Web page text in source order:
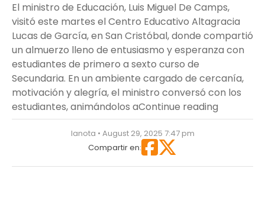
El ministro de Educación, Luis Miguel De Camps,
visitó este martes el Centro Educativo Altagracia
Lucas de García, en San Cristóbal, donde compartió
un almuerzo lleno de entusiasmo y esperanza con
estudiantes de primero a sexto curso de
Secundaria. En un ambiente cargado de cercanía,
motivación y alegría, el ministro conversó con los
estudiantes, animándolos aContinue reading
lanota • August 29, 2025 7:47 pm
Compartir en: